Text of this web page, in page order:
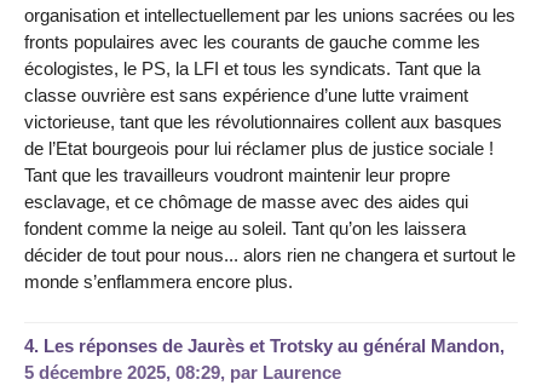
organisation et intellectuellement par les unions sacrées ou les
fronts populaires avec les courants de gauche comme les
écologistes, le PS, la LFI et tous les syndicats. Tant que la
classe ouvrière est sans expérience d’une lutte vraiment
victorieuse, tant que les révolutionnaires collent aux basques
de l’Etat bourgeois pour lui réclamer plus de justice sociale !
Tant que les travailleurs voudront maintenir leur propre
esclavage, et ce chômage de masse avec des aides qui
fondent comme la neige au soleil. Tant qu’on les laissera
décider de tout pour nous... alors rien ne changera et surtout le
monde s’enflammera encore plus.
4. Les réponses de Jaurès et Trotsky au général Mandon,
5 décembre 2025, 08:29, par Laurence